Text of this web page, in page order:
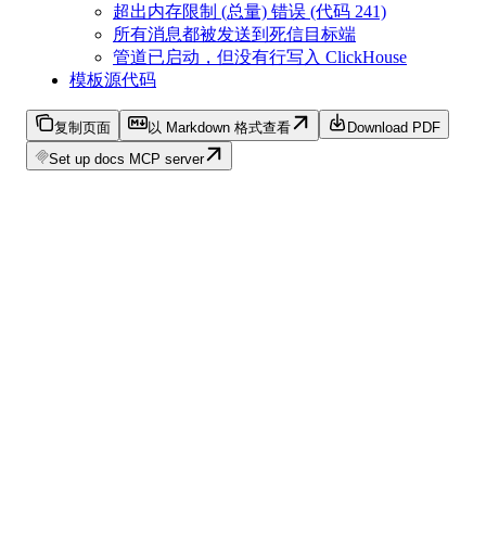
超出内存限制 (总量) 错误 (代码 241)
所有消息都被发送到死信目标端
管道已启动，但没有行写入 ClickHouse
模板源代码
复制页面 以 Markdown 格式查看
Download PDF
Set up docs MCP server